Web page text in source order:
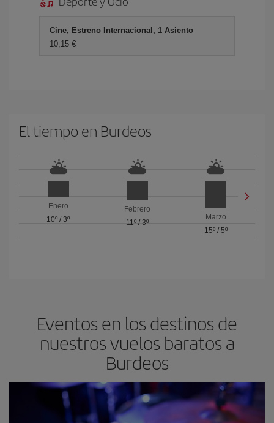
Cine, Estreno Internacional, 1 Asiento
10,15 €
El tiempo en Burdeos
Enero
10º /3º
Febrero
11º/ 3º
Marzo
15º/ 5º
Eventos en los destinos de
nuestros vuelos baratos a
Burdeos